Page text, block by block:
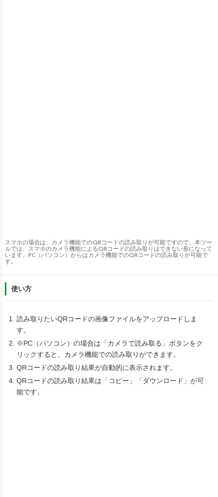
スマホの場合は、カメラ機能でのQRコードの読み取りが可能ですので、本ツー
ルでは、スマホのカメラ機能によるQRコードの読み取りはできない形になって
います。PC（パソコン）からはカメラ機能でのQRコードの読み取りが可能で
す。
使い方
読み取りたいQRコードの画像ファイルをアップロードしま
す。
※PC（パソコン）の場合は「カメラで読み取る」ボタンをク
リックすると、カメラ機能での読み取りができます。
QRコードの読み取り結果が自動的に表示されます。
QRコードの読み取り結果は「コピー」「ダウンロード」が可
能です。